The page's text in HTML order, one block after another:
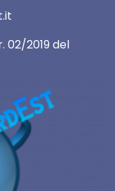
02/2019 del